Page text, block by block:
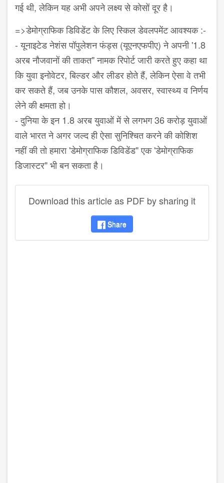
गई थी, लेकिन यह अभी अपने लक्ष्य से कोसों दूर है।
=>डेमोग्राफिक डिविडेंट के लिए स्किल डेवलपमेंट आवश्यक :-
- यूनाइटेड नेशंस पॉपुलेशन फंड्स (यूएनएफपीए) ने अपनी '1.8
अरब नौजवानों की ताकत" नामक रिपोर्ट जारी करते हुए कहा था
कि युवा इनोवेटर, बिल्डर और लीडर होते हैं, लेकिन ऐसा वे तभी
कर सकते हैं, जब उनके पास कौशल, अवसर, स्वास्थ्य व निर्णय
लेने की क्षमता हो।
- दुनिया के इन 1.8 अरब युवाओं में से लगभग 36 करोड़ युवाओं
वाले भारत ने अगर जल्द ही ऐसा सुनिश्चित करने की कोशिश
नहीं की तो हमारा 'डेमोग्राफिक डिविडेंड" एक 'डेमोग्राफिक
डिजास्टर" भी बन सकता है।
Download this article as PDF by sharing it
Share